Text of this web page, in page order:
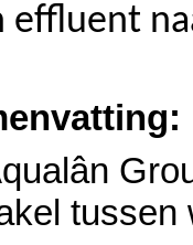
effluent